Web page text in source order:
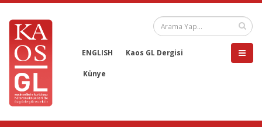
ENGLISH Kaos GL Dergisi
Künye